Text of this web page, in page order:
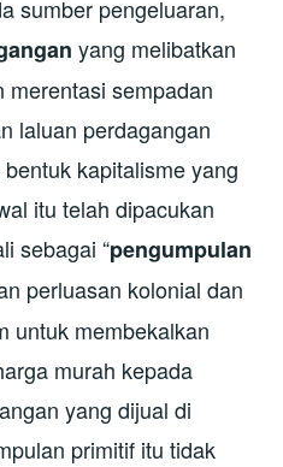
sumber pengeluaran,
yang melibatkan
merentasi sempadan
laluan perdagangan
kapitalisme yang
itu telah dipacukan
sebagai “pengumpulan
perluasan kolonial dan
untuk membekalkan
murah kepada
yang dijual di
primitif itu tidak